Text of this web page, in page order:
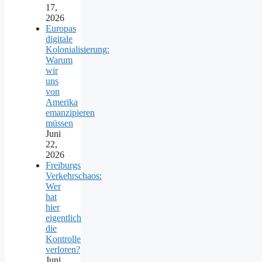
17,
2026
Europas
digitale
Kolonialisierung:
Warum
wir
uns
von
Amerika
emanzipieren
müssen
Juni
22,
2026
Freiburgs
Verkehrschaos:
Wer
hat
hier
eigentlich
die
Kontrolle
verloren?